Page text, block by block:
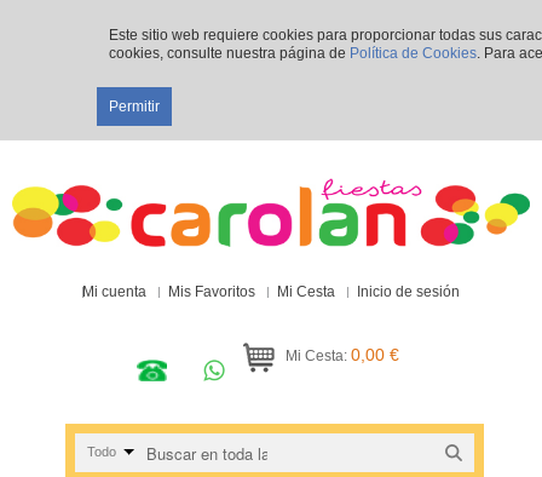
Este sitio web requiere cookies para proporcionar todas sus
cookies, consulte nuestra página de Política de Cookies. Para
Permitir
Mi cuenta Mis Favoritos Mi Cesta Inicio de sesión
Mi Cesta: 0,00 €
Todo